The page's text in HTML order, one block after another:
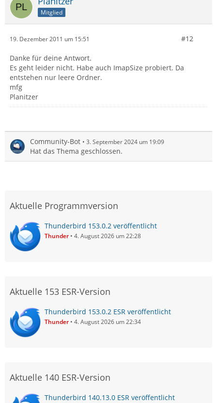
Mitglied
19. Dezember 2011 um 15:51 #12
Danke für deine Antwort.
Es geht leider nicht. Habe auch ImapSize probiert. Da
entstehen nur leere Ordner.
mfg
Planitzer
Community-Bot 3. September 2024 um 19:09
Hat das Thema geschlossen.
Aktuelle Programmversion
Thunderbird 153.0.2 veröffentlicht
Thunder 4. August 2026 um 22:28
Aktuelle 153 ESR-Version
Thunderbird 153.0.2 ESR veröffentlicht
Thunder 4. August 2026 um 22:34
Aktuelle 140 ESR-Version
Thunderbird 140.13.0 ESR veröffentlicht